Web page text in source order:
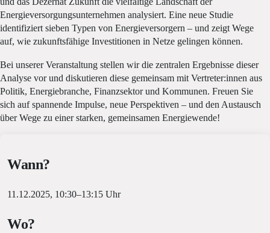
Energieversorgungsunternehmen analysiert. Eine neue Studie
identifiziert sieben Typen von Energieversorgern – und zeigt Wege
auf, wie zukunftsfähige Investitionen in Netze gelingen können.
Bei unserer Veranstaltung stellen wir die zentralen Ergebnisse dieser
Analyse vor und diskutieren diese gemeinsam mit Vertreter:innen aus
Politik, Energiebranche, Finanzsektor und Kommunen. Freuen Sie
sich auf spannende Impulse, neue Perspektiven – und den Austausch
über Wege zu einer starken, gemeinsamen Energiewende!
Wann?
11.12.2025, 10:30–13:15 Uhr
Wo?